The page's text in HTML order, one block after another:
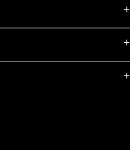
+
+
+